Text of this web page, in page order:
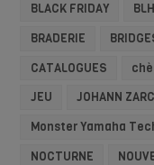
BLACK FRIDAY
BLH
BRADERIE
CATALOGUES
JEU
JOHANN
Monster Yamaha
NOCTURNE